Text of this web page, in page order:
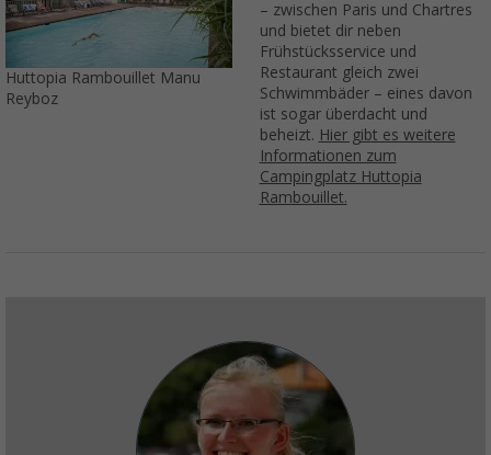
Huttopia Rambouillet Manu
Reyboz
– zwischen Paris und Chartres
und bietet dir neben
Frühstücksservice und
Restaurant gleich zwei
Schwimmbäder – eines davon
ist sogar überdacht und
beheizt. Hier gibt es weitere
Informationen zum
Campingplatz Huttopia
Rambouillet.